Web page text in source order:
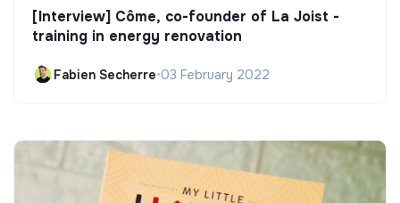
[Interview] Côme, co-founder of La Joist -
training in energy renovation
Fabien Secherre•03 February 2022